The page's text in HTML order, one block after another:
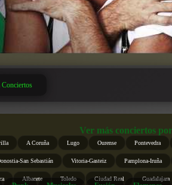
Conciertos
Ver más conciertos
A Coruña Lugo Ourense Pontevedra
San Sebastián Vitoria-Gasteiz Pamplona-Iruña
Albacete Toledo Ciudad Real Guadalajara